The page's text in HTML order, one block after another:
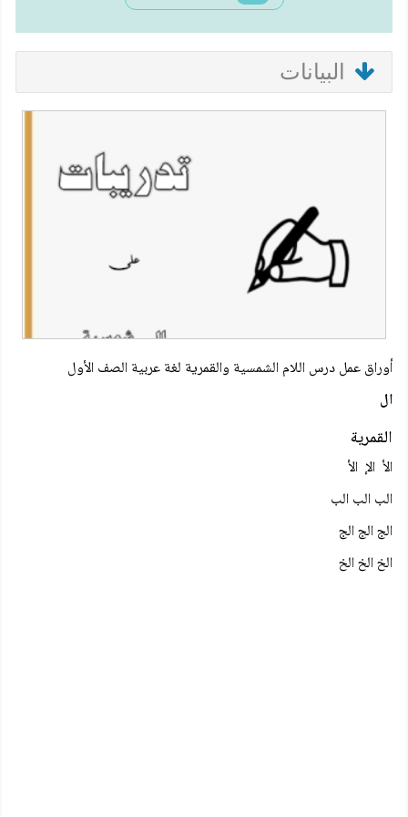
البيانات
أوراق عمل درس اللام الشمسية والقمرية لغة عربية الصف الأول
ال
القمرية
الأ الإ الأ
الب الب الب
الج الج الج
الخ الخ الخ